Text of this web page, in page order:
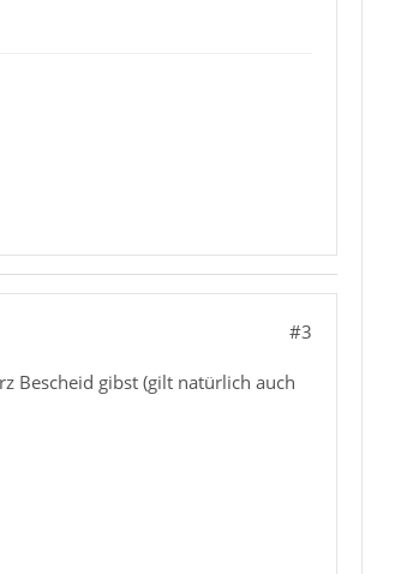
#3
Bescheid gibst (gilt natürlich auch